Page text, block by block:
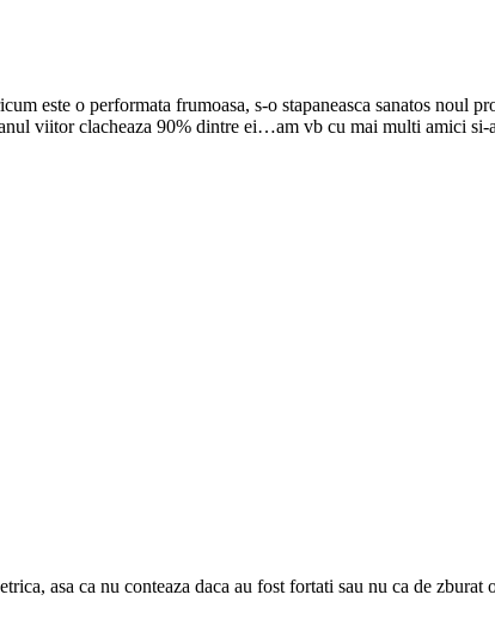
este o performata frumoasa, s-o stapaneasca sanatos noul
viitor clacheaza 90% dintre ei…am vb cu mai multi amici
asa ca nu conteaza daca au fost fortati sau nu ca de zburat